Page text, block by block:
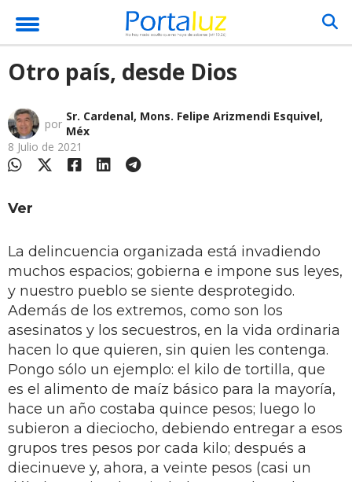
Otro país, desde Dios
por Sr. Cardenal, Mons. Felipe Arizmendi Esquivel,
Méx
8 Julio de 2021
Ver
La delincuencia organizada está invadiendo
muchos espacios; gobierna e impone sus leyes,
y nuestro pueblo se siente desprotegido.
Además de los extremos, como son los
asesinatos y los secuestros, en la vida ordinaria
hacen lo que quieren, sin quien les contenga.
Pongo sólo un ejemplo: el kilo de tortilla, que
es el alimento de maíz básico para la mayoría,
hace un año costaba quince pesos; luego lo
subieron a dieciocho, debiendo entregar a esos
grupos tres pesos por cada kilo; después a
diecinueve y, ahora, a veinte pesos (casi un